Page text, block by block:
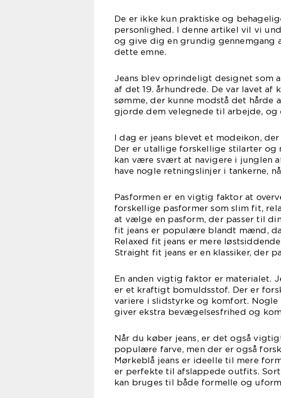
De er ikke kun praktiske og
personlighed. I denne artikel vil vi
og give dig en grundig gennemgang
dette emne.
Jeans blev oprindeligt designet som
af det 19. århundrede. De var lavet
sømme, der kunne modstå det
gjorde dem velegnede til arbejde,
I dag er jeans blevet et modeikon,
Der er utallige forskellige stilarter
kan være svært at navigere i junglen
have nogle retningslinjer i tankerne,
Pasformen er en vigtig faktor at
forskellige pasformer som slim fit,
at vælge en pasform, der passer til
fit jeans er populære blandt mænd,
Relaxed fit jeans er mere
Straight fit jeans er en klassiker, der
En anden vigtig faktor er materialet.
er et kraftigt bomuldsstof. Der er
variere i slidstyrke og komfort. Nogle
giver ekstra bevægelsesfrihed og
Når du køber jeans, er det også
populære farve, men der er også
Mørkeblå jeans er ideelle til mere
er perfekte til afslappede outfits.
kan bruges til både formelle og